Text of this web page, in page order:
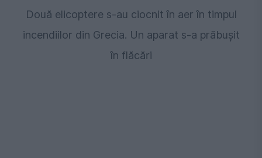
Două elicoptere s-au ciocnit în aer în timpul
incendiilor din Grecia. Un aparat s-a prăbușit
în flăcări